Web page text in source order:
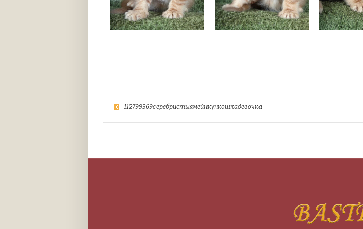
112799369серебристыямейнкункошкадевочка